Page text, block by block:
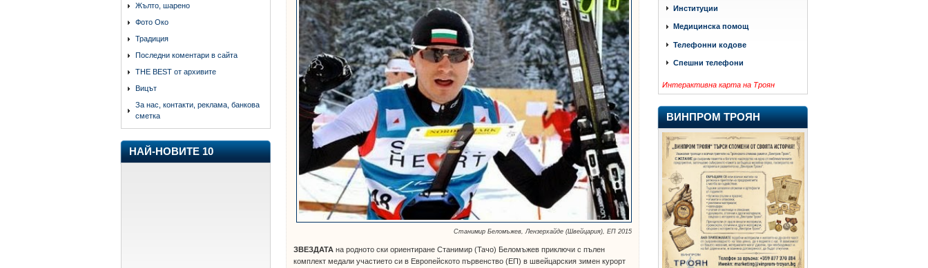
Жълто, шарено
Фото Око
Традиция
Последни коментари в сайта
THE BEST от архивите
Вицът
За нас, контакти, реклама, банкова
сметка
НАЙ-НОВИТЕ 10
Станимир Беломъжев, Лензерхайде (Швейцария), ЕП 2015
ЗВЕЗДАТА на родното ски ориентиране Станимир (Тачо) Беломъжев приключи с пълен
комплект медали участието си в Европейското първенство (ЕП) в швейцарския зимен курорт
Институции
Медицинска помощ
Телефонни кодове
Спешни телефони
Интерактивна карта на Троян
ВИНПРОМ ТРОЯН